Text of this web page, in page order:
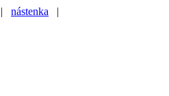
| nástenka
|